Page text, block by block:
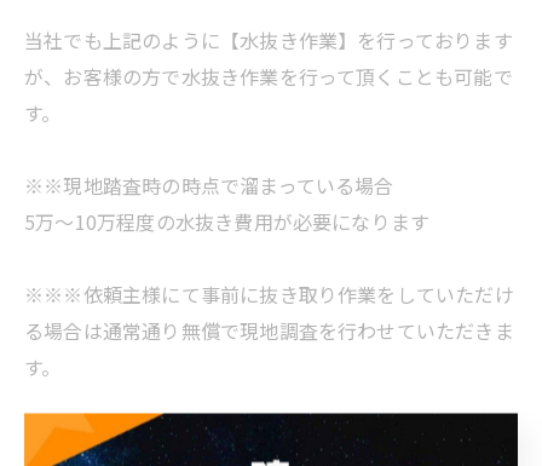
当社でも上記のように【水抜き作業】を行っております
が、お客様の方で水抜き作業を行って頂くことも可能で
す。
※※現地踏査時の時点で溜まっている場合
5万～10万程度の水抜き費用が必要になります
※※※依頼主様にて事前に抜き取り作業をしていただけ
る場合は通常通り無償で現地調査を行わせていただきま
す。
当社では、エレベーターピットの漏水について、お問合